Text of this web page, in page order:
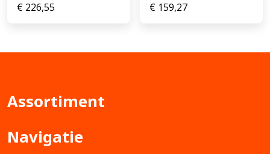
€ 226,55 € 159,27
Assortiment
Navigatie